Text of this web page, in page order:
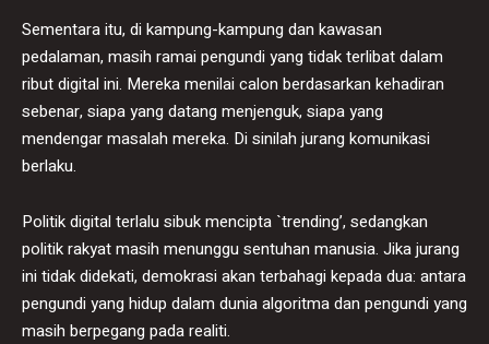
Sementara itu, di kampung-kampung dan kawasan
pedalaman, masih ramai pengundi yang tidak terlibat dalam
ribut digital ini. Mereka menilai calon berdasarkan kehadiran
sebenar, siapa yang datang menjenguk, siapa yang
mendengar masalah mereka. Di sinilah jurang komunikasi
berlaku.
Politik digital terlalu sibuk mencipta `trending’, sedangkan
politik rakyat masih menunggu sentuhan manusia. Jika jurang
ini tidak didekati, demokrasi akan terbahagi kepada dua: antara
pengundi yang hidup dalam dunia algoritma dan pengundi yang
masih berpegang pada realiti.